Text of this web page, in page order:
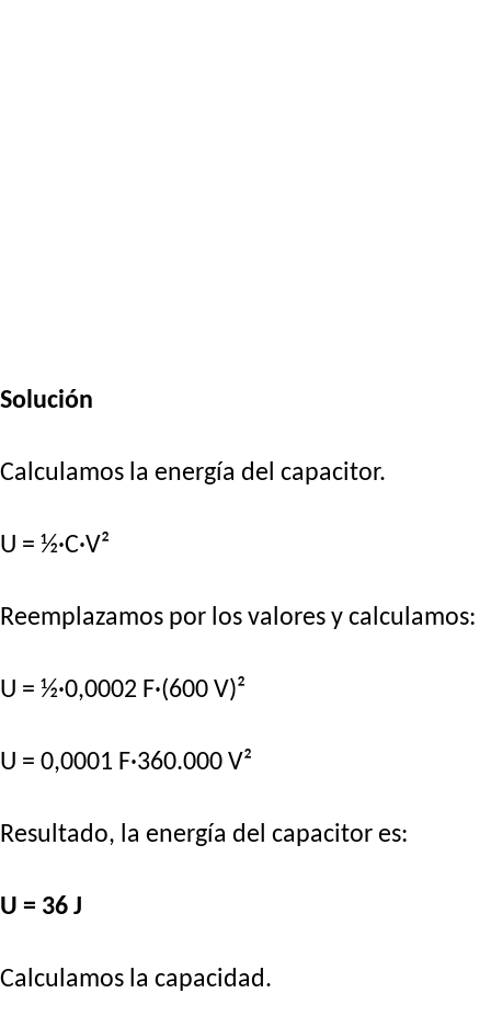
Solución
Calculamos la energía del capacitor.
U = ½·C·V²
Reemplazamos por los valores y calculamos:
U = ½·0,0002 F·(600 V)²
U = 0,0001 F·360.000 V²
Resultado, la energía del capacitor es:
U = 36 J
Calculamos la capacidad.